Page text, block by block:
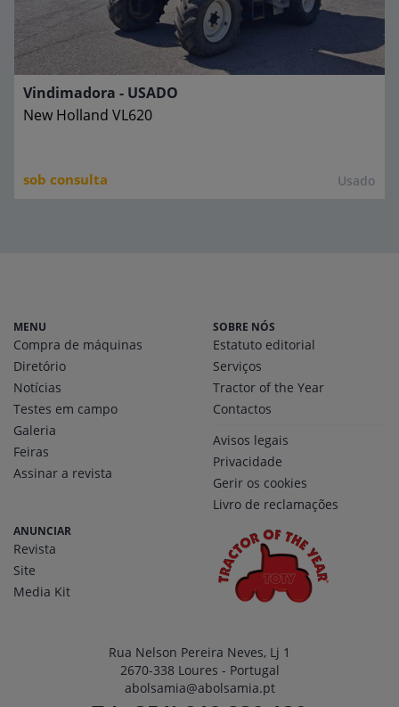
Usado
Vindimadora - USADO
New Holland VL620
sob consulta
MENU
Compra de máquinas
Diretório
Notícias
Testes em campo
Galeria
Feiras
Assinar a revista
SOBRE NÓS
Estatuto editorial
Serviços
Tractor of the Year
Contactos
Avisos legais
Privacidade
Gerir os cookies
Livro de reclamações
ANUNCIAR
Revista
Site
Media Kit
Rua Nelson Pereira Neves, Lj 1
2670-338 Loures - Portugal
abolsamia@abolsamia.pt